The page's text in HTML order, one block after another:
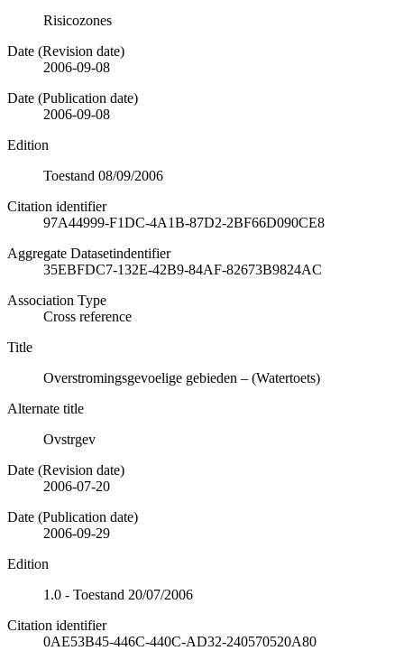
Risicozones
Date (Revision date)
2006-09-08
Date (Publication date)
2006-09-08
Edition
Toestand 08/09/2006
Citation identifier
97A44999-F1DC-4A1B-87D2-2BF66D090CE8
Aggregate Datasetindentifier
35EBFDC7-132E-42B9-84AF-82673B9824AC
Association Type
Cross reference
Title
Overstromingsgevoelige gebieden – (Watertoets)
Alternate title
Ovstrgev
Date (Revision date)
2006-07-20
Date (Publication date)
2006-09-29
Edition
1.0 - Toestand 20/07/2006
Citation identifier
0AE53B45-446C-440C-AD32-240570520A80